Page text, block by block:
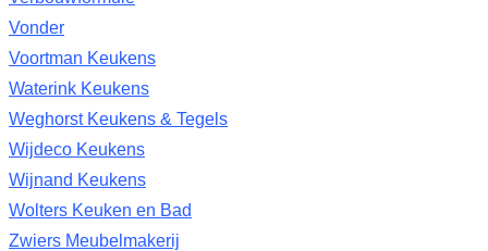
Vonder
Voortman Keukens
Waterink Keukens
Weghorst Keukens & Tegels
Wijdeco Keukens
Wijnand Keukens
Wolters Keuken en Bad
Zwiers Meubelmakerij